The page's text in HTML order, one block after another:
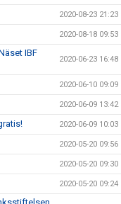
2020-08-23 21:23
2020-08-18 09:53
IBF
2020-06-23 16:48
2020-06-10 09:09
2020-06-09 13:42
2020-06-09 10:03
2020-05-20 09:56
2020-05-20 09:30
2020-05-20 09:24